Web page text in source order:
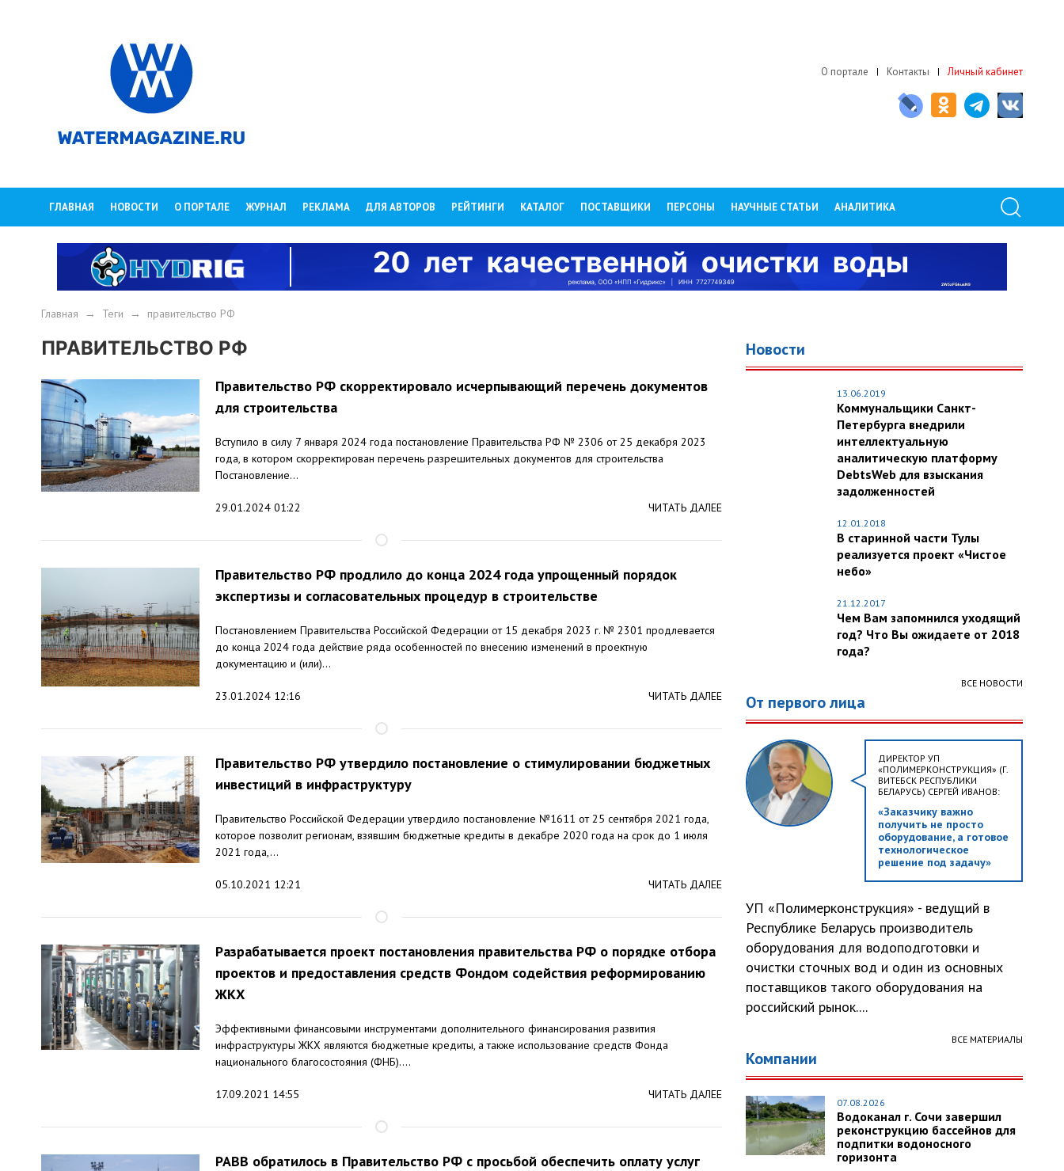
О портале Контакты Личный кабинет
ГЛАВНАЯ НОВОСТИ О ПОРТАЛЕ ЖУРНАЛ РЕКЛАМА ДЛЯ АВТОРОВ РЕЙТИНГИ КАТАЛОГ ПОСТАВЩИКИ ПЕРСОНЫ НАУЧНЫЕ СТАТЬИ АНАЛИТИКА
Главная → Теги → правительство РФ
ПРАВИТЕЛЬСТВО РФ
Правительство РФ скорректировало исчерпывающий перечень документов
для строительства
Вступило в силу 7 января 2024 года постановление Правительства РФ № 2306 от 25 декабря 2023
года, в котором скорректирован перечень разрешительных документов для строительства
Постановление...
29.01.2024 01:22 ЧИТАТЬ ДАЛЕЕ
Правительство РФ продлило до конца 2024 года упрощенный порядок
экспертизы и согласовательных процедур в строительстве
Постановлением Правительства Российской Федерации от 15 декабря 2023 г. № 2301 продлевается
до конца 2024 года действие ряда особенностей по внесению изменений в проектную
документацию и (или)...
23.01.2024 12:16 ЧИТАТЬ ДАЛЕЕ
Правительство РФ утвердило постановление о стимулировании бюджетных
инвестиций в инфраструктуру
Правительство Российской Федерации утвердило постановление №1611 от 25 сентября 2021 года,
которое позволит регионам, взявшим бюджетные кредиты в декабре 2020 года на срок до 1 июля
2021 года,...
05.10.2021 12:21 ЧИТАТЬ ДАЛЕЕ
Разрабатывается проект постановления правительства РФ о порядке отбора
проектов и предоставления средств Фондом содействия реформированию
ЖКХ
Эффективными финансовыми инструментами дополнительного финансирования развития
инфраструктуры ЖКХ являются бюджетные кредиты, а также использование средств Фонда
национального благосостояния (ФНБ)....
17.09.2021 14:55 ЧИТАТЬ ДАЛЕЕ
РАВВ обратилось в Правительство РФ с просьбой обеспечить оплату услуг
Новости
13.06.2019
Коммунальщики Санкт-
Петербурга внедрили
интеллектуальную
аналитическую платформу
DebtsWeb для взыскания
задолженностей
12.01.2018
В старинной части Тулы
реализуется проект «Чистое
небо»
21.12.2017
Чем Вам запомнился уходящий
год? Что Вы ожидаете от 2018
года?
ВСЕ НОВОСТИ
От первого лица
ДИРЕКТОР УП
«ПОЛИМЕРКОНСТРУКЦИЯ» (Г.
ВИТЕБСК РЕСПУБЛИКИ
БЕЛАРУСЬ) СЕРГЕЙ ИВАНОВ:
«Заказчику важно
получить не просто
оборудование, а готовое
технологическое
решение под задачу»
УП «Полимерконструкция» - ведущий в
Республике Беларусь производитель
оборудования для водоподготовки и
очистки сточных вод и один из основных
поставщиков такого оборудования на
российский рынок....
ВСЕ МАТЕРИАЛЫ
Компании
07.08.2026
Водоканал г. Сочи завершил
реконструкцию бассейнов для
подпитки водоносного
горизонта